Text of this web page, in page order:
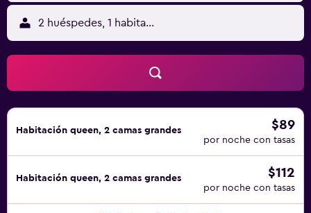
esparcimiento en este hotel incluyen piscina al aire libre
de temporada. Se pueden practicar las actividades de
ocio y esparcimiento que se indican más abajo en las
instalaciones o cerca del alojamiento (es posible que se
2 huéspedes, 1 habitación
Habitación queen, 2 camas grandes $89
por noche con tasas
Habitación queen, 2 camas grandes $112
por noche con tasas